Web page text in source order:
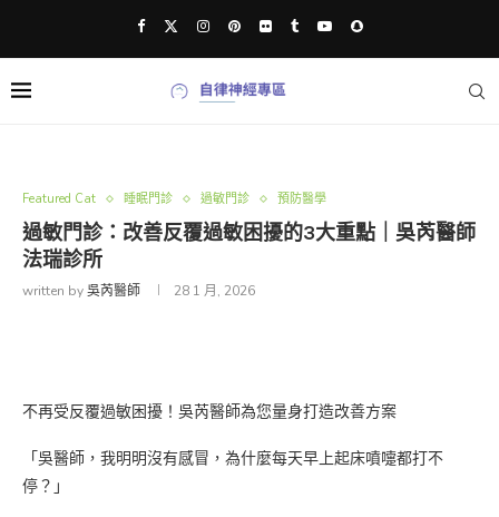
Featured Cat 睡眠門診 過敏門診 預防醫學
過敏門診：改善反覆過敏困擾的3大重點｜吳芮醫師
法瑞診所
written by吳芮醫師 28 1 月, 2026
不再受反覆過敏困擾！吳芮醫師為您量身打造改善方案
「吳醫師，我明明沒有感冒，為什麼每天早上起床噴嚏都打不
停？」